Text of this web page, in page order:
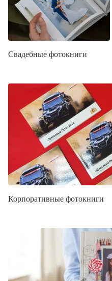
Свадебные фотокниги
Корпоративные фотокниги